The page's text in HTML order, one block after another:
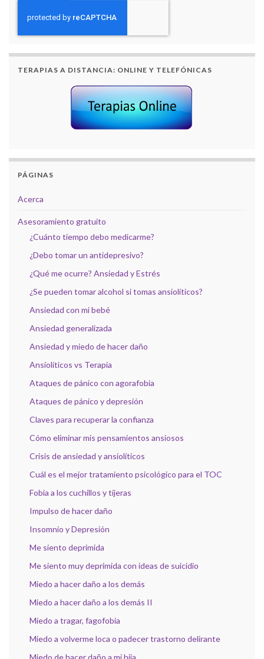
TERAPIAS A DISTANCIA: ONLINE Y TELEFÓNICAS
PÁGINAS
Acerca
Asesoramiento gratuito
¿Cuánto tiempo debo medicarme?
¿Debo tomar un antidepresivo?
¿Qué me ocurre? Ansiedad y Estrés
¿Se pueden tomar alcohol si tomas ansiolíticos?
Ansiedad con mi bebé
Ansiedad generalizada
Ansiedad y miedo de hacer daño
Ansiolíticos vs Terapia
Ataques de pánico con agorafobia
Ataques de pánico y depresión
Claves para recuperar la confianza
Cómo eliminar mis pensamientos ansiosos
Crisis de ansiedad y ansiolíticos
Cuál es el mejor tratamiento psicológico para el TOC
Fobia a los cuchillos y tijeras
Impulso de hacer daño
Insomnio y Depresión
Me siento deprimida
Me siento muy deprimida con ideas de suicidio
Miedo a hacer daño a los demás
Miedo a hacer daño a los demás II
Miedo a tragar, fagofobia
Miedo a volverme loca o padecer trastorno delirante